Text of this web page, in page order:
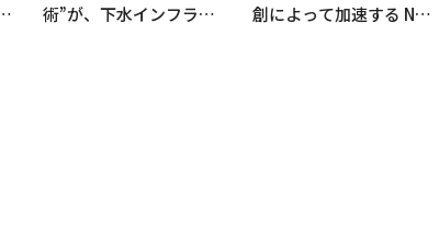
術”が、下水インフラを
創によって加速する NOR